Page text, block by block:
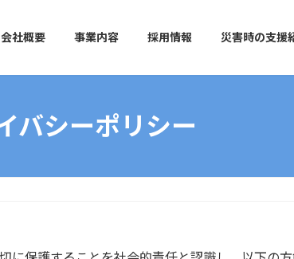
会社概要 事業内容 採用情報 災害時の支援
バシーポリシー